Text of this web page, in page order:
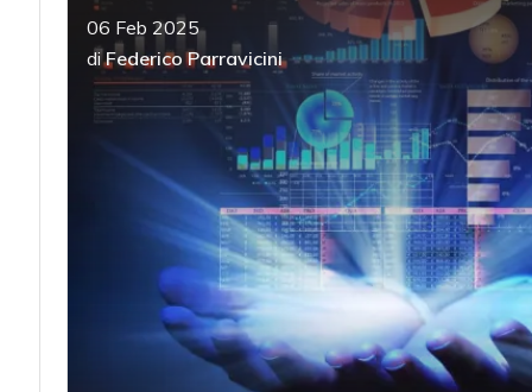
06 Feb 2025
diFederico Parravicini